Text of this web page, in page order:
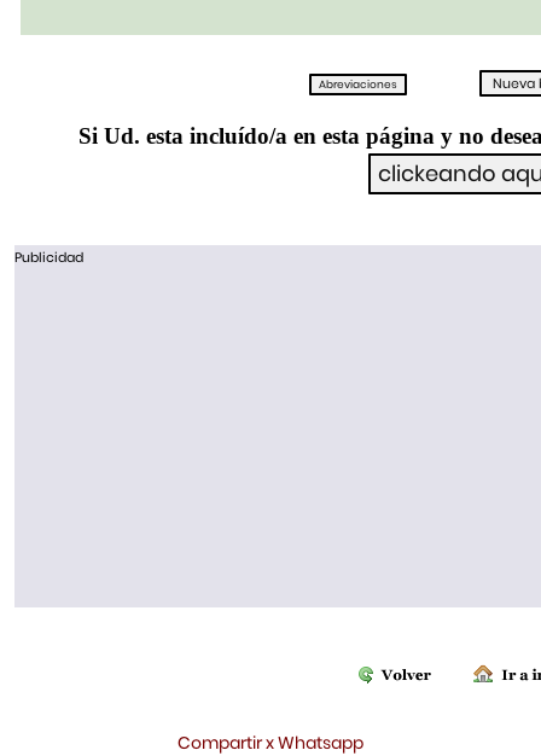
Si Ud. esta incluído/a en esta página y no
Publicidad
Compartir x Whatsapp